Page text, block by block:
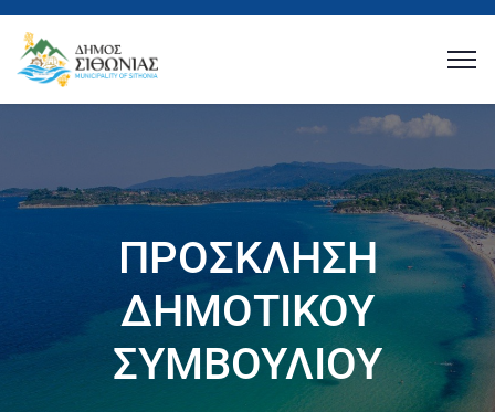
ΠΡΟΣΚΛΗΣΗ
ΔΗΜΟΤΙΚΟΥ
ΣΥΜΒΟΥΛΙΟΥ